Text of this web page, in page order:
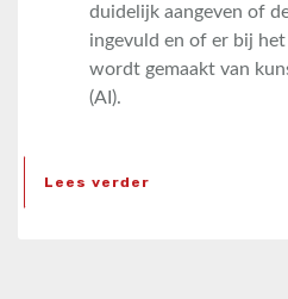
duidelijk aangeven of
ingevuld en of er bij
wordt gemaakt van
(AI).
Lees verder